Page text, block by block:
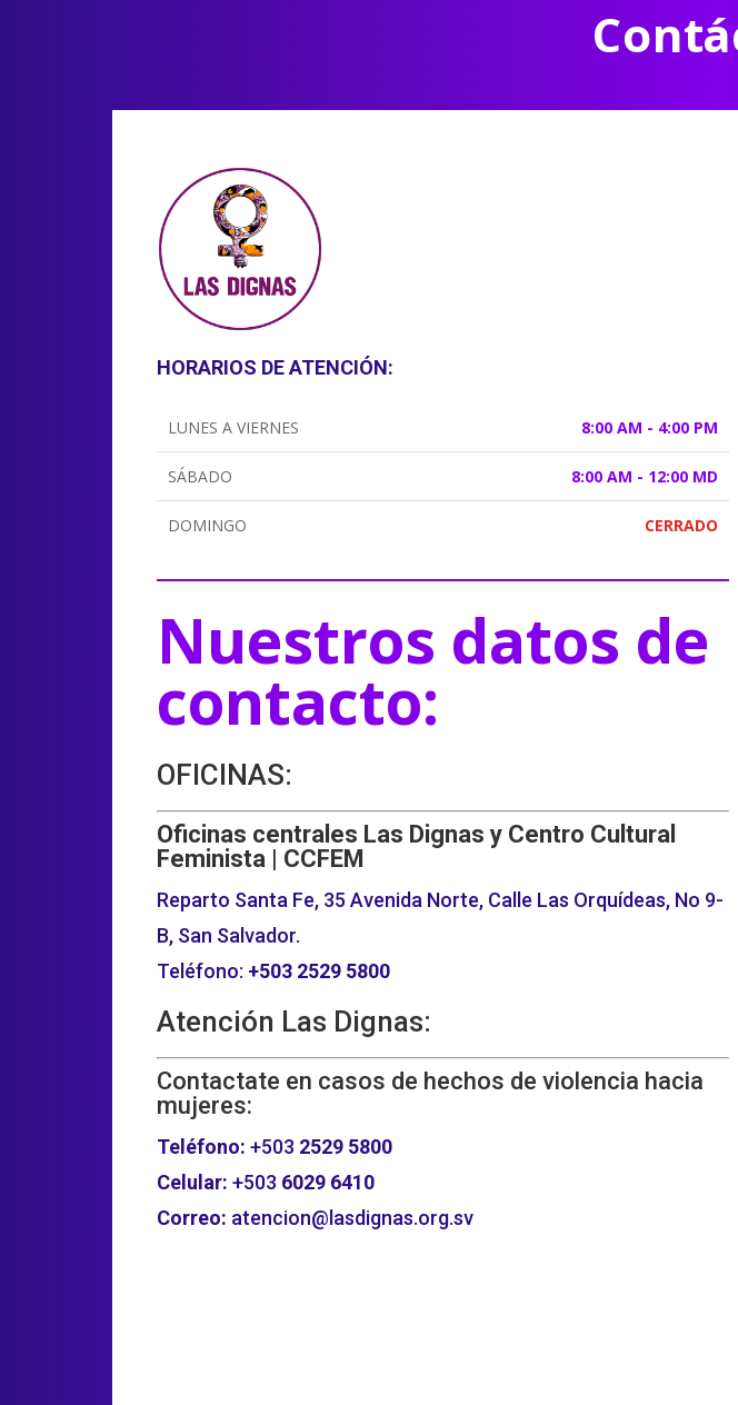
HORARIOS DE ATENCIÓN:
LUNES A VIERNES 8:00 AM - 4:00 PM
SÁBADO 8:00 AM - 12:00 MD
DOMINGO CERRADO
Nuestros datos de
contacto:
OFICINAS:
Oficinas centrales Las Dignas y Centro Cultural
Feminista | CCFEM
Reparto Santa Fe, 35 Avenida Norte, Calle Las Orquídeas, No 9-
B, San Salvador.
Teléfono: +503 2529 5800
Atención Las Dignas:
Contactate en casos de hechos de violencia hacia
mujeres:
Teléfono: +503 2529 5800
Celular: +503 6029 6410
Correo: atencion@lasdignas.org.sv